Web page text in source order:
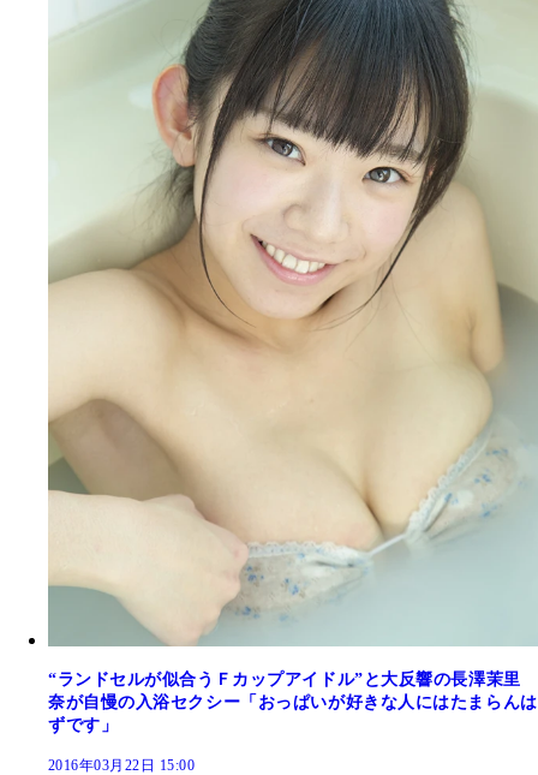
“ランドセルが似合うＦカップアイドル”と大反響の長澤茉里
奈が自慢の入浴セクシー「おっぱいが好きな人にはたまらんは
ずです」
2016年03月22日 15:00